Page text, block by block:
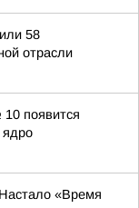
58
отрасли
появится
ядро
«Время